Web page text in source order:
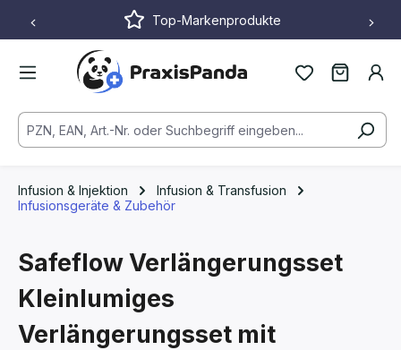
Zum Hauptinhalt springenTop-Markenprodukte
Infusion & Injektion
Infusion & Transfusion
Infusionsgeräte & Zubehör
Safeflow Verlängerungsset
Kleinlumiges
Verlängerungsset mit